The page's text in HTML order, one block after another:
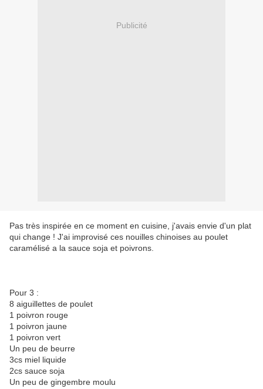
Publicité
Pas très inspirée en ce moment en cuisine, j'avais envie d'un plat
qui change ! J'ai improvisé ces nouilles chinoises au poulet
caramélisé a la sauce soja et poivrons.
Pour 3 :
8 aiguillettes de poulet
1 poivron rouge
1 poivron jaune
1 poivron vert
Un peu de beurre
3cs miel liquide
2cs sauce soja
Un peu de gingembre moulu